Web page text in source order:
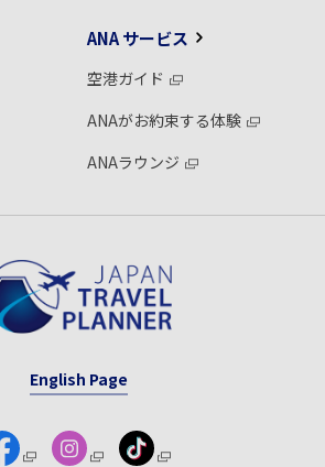
ANA サービス
空港ガイド
ANAがお約束する体験
ANAラウンジ
English Page